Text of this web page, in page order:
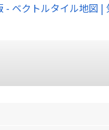
- ベクトルタイル地図